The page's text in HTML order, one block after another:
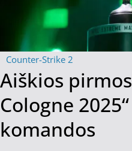
Counter-Strike 2
Aiškios
Cologne
komandos